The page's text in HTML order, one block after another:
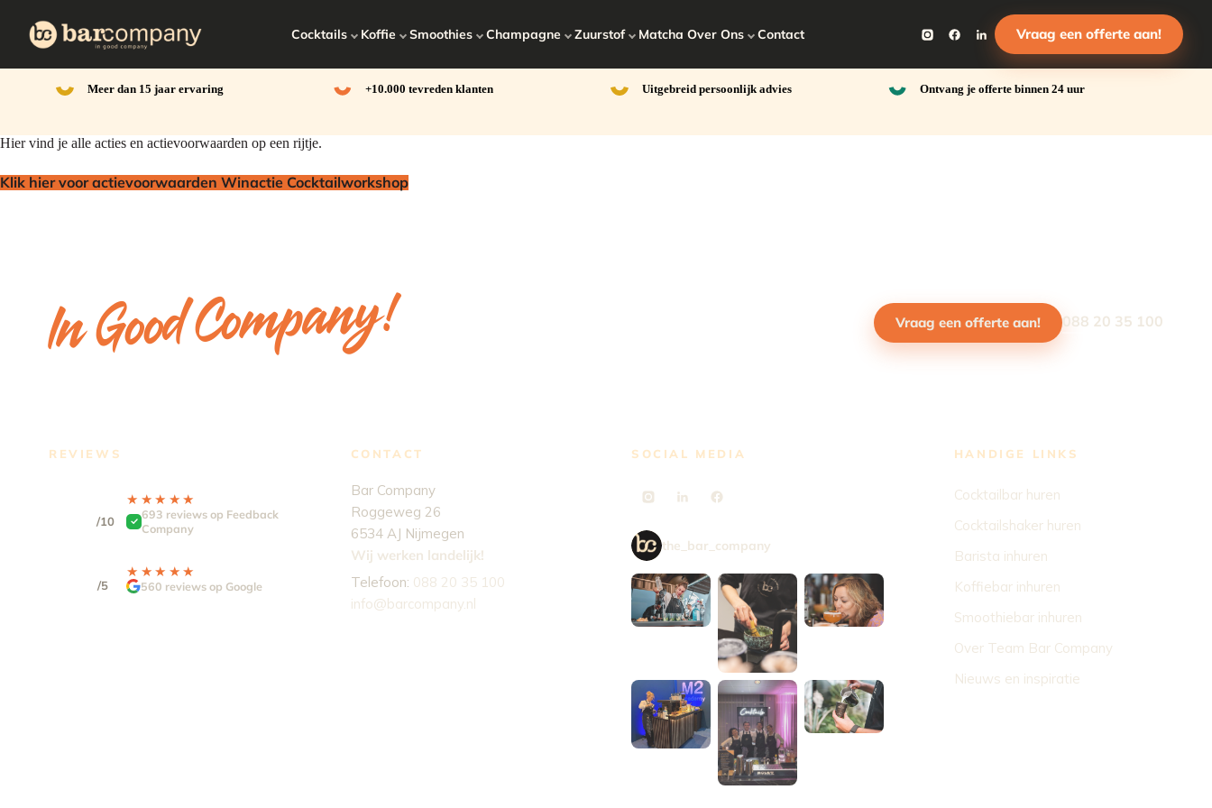
Cocktails Koffie Smoothies Champagne Zuurstof Matcha Over Ons Contact Vraag een offerte aan!
Meer dan 15 jaar ervaring +10.000 tevreden klanten Uitgebreid persoonlijk advies Ontvang je offerte binnen 24 uur
Hier vind je alle acties en actievoorwaarden op een rijtje.
Klik hier voor actievoorwaarden Winactie Cocktailworkshop
In Good Company! Vraag een offerte aan! 088 20 35 100
REVIEWS
/10
★★★★★
★★★★★
693 reviews op Feedback
Company
/5
★★★★★
★★★★★
560 reviews op Google
CONTACT
Bar Company
Roggeweg 26
6534 AJ Nijmegen
Wij werken landelijk!
Telefoon: 088 20 35 100
info@barcompany.nl
SOCIAL MEDIA
the_bar_company
HANDIGE LINKS
Cocktailbar huren
Cocktailshaker huren
Barista inhuren
Koffiebar inhuren
Smoothiebar inhuren
Over Team Bar Company
Nieuws en inspiratie